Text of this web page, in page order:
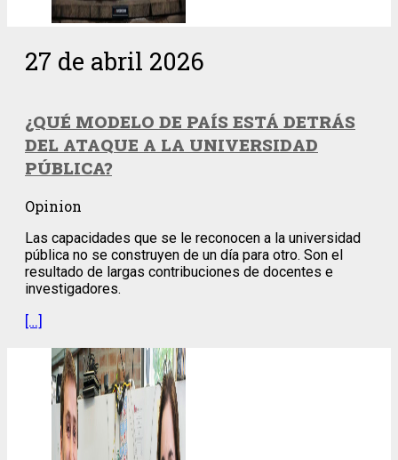
27 de abril 2026
¿QUÉ MODELO DE PAÍS ESTÁ DETRÁS
DEL ATAQUE A LA UNIVERSIDAD
PÚBLICA?
Opinion
Las capacidades que se le reconocen a la universidad
pública no se construyen de un día para otro. Son el
resultado de largas contribuciones de docentes e
investigadores.
[…]